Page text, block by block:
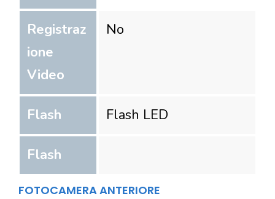
Registraz
ione
Video
No
Flash Flash LED
Flash
FOTOCAMERA ANTERIORE